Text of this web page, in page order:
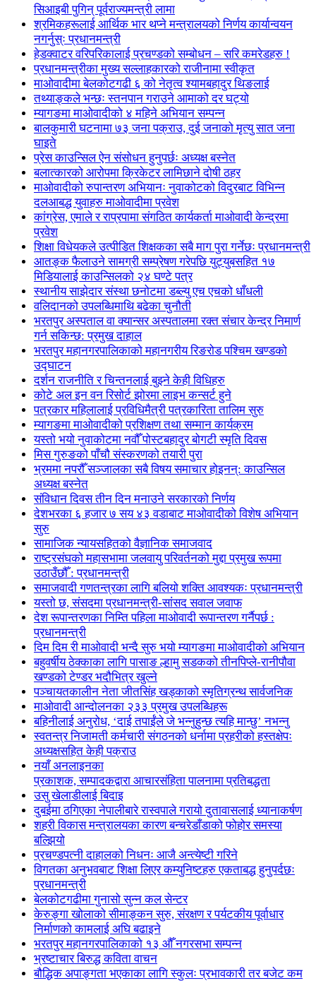
सिआइबी पुगिन् पूर्वराज्यमन्त्री लामा
श्रमिकहरूलाई आर्थिक भार थप्ने मन्त्रालयको निर्णय कार्यान्वयन
नगर्नुस्ः प्रधानमन्त्री
हेडक्वाटर वरिपरिकालाई प्रचण्डको सम्बोधन – सरि कमरेडहरु !
प्रधानमन्त्रीका मुख्य सल्लाहकारको राजीनामा स्वीकृत
माओवादीमा बेलकोटगढी ६ को नेतृत्व श्यामबहादुर थिङलाई
तथ्याङ्कले भन्छः स्तनपान गराउने आमाको दर घट्यो
म्यागङमा माओवादीको ४ महिने अभियान सम्पन्न
बालकुमारी घटनामा ७३ जना पक्राउ, दुई जनाको मृत्यु सात जना
घाइते
प्रेस काउन्सिल ऐन संसोधन हुनुपर्छः अध्यक्ष बस्नेत
बलात्कारको आरोपमा क्रिकेटर लामिछाने दोषी ठहर
माओवादीको रुपान्तरण अभियानः नुवाकोटको विदुरबाट विभिन्न
दलआबद्ध युवाहरु माओवादीमा प्रवेश
कांग्रेस, एमाले र राप्रपामा संगठित कार्यकर्ता माओवादी केन्द्रमा
प्रवेश
शिक्षा विधेयकले उत्पीडित शिक्षकका सबै माग पुरा गर्नेछः प्रधानमन्त्री
आतङ्क फैलाउने सामग्री सम्प्रेषण गरेपछि युट्युबसहित १७
मिडियालाई काउन्सिलको २४ घण्टे पत्र
स्थानीय साझेदार संस्था छनोटमा डब्ल्यु एच एचको धाँधली
वलिदानको उपलब्धिमाथि बढेका चुनौती
भरतपुर अस्पताल वा क्यान्सर अस्पतालमा रक्त संचार केन्द्र निमार्ण
गर्न सकिन्छ: प्रमुख दाहाल
भरतपुर महानगरपालिकाको महानगरीय रिङरोड पश्चिम खण्डको
उद्घाटन
दर्शन राजनीति र चिन्तनलाई बुझ्ने केही विधिहरु
कोटे अल इन वन रिसोर्ट झोरमा लाइभ कन्सर्ट हुने
पत्रकार महिलालाई प्रविधिमैत्री पत्रकारिता तालिम सुरु
म्यागङमा माओवादीको प्रशिक्षण तथा सम्मान कार्यक्रम
यस्तो भयो नुवाकोटमा नवौँ पोस्टबहादुर बोगटी स्मृति दिवस
मिस गुरुङको पाँचौ संस्करणको तयारी पुरा
भ्रममा नपरौँ सञ्जालका सबै विषय समाचार होइनन्: काउन्सिल
अध्यक्ष बस्नेत
संविधान दिवस तीन दिन मनाउने सरकारको निर्णय
देशभरका ६ हजार ७ सय ४३ वडाबाट माओवादीको विशेष अभियान
सुरु
सामाजिक न्यायसहितको वैज्ञानिक समाजवाद
राष्ट्रसंघको महासभामा जलवायु परिवर्तनको मुद्दा प्रमुख रूपमा
उठाउँछौँ : प्रधानमन्त्री
समाजवादी गणतन्त्रका लागि बलियो शक्ति आवश्यकः प्रधानमन्त्री
यस्तो छ, संसदमा प्रधानमन्त्री-सांसद सवाल जवाफ
देश रूपान्तरणका निम्ति पहिला माओवादी रूपान्तरण गर्नैपर्छ :
प्रधानमन्त्री
दिम दिम री माओवादी भन्दै सुरु भयो म्यागङमा माओवादीको अभियान
बहुवर्षीय ठेक्काका लागि पासाङ ल्हामु सडकको तीनपिप्ले-रानीपौवा
खण्डको टेण्डर भदौभित्र खुल्ने
पञ्चायतकालीन नेता जीतसिंह खड्काको स्मृतिग्रन्थ सार्वजनिक
माओवादी आन्दोलनका २३३ प्रमुख उपलब्धिहरू
बहिनीलाई अनुरोध, ‘दाई तपाईंले जे भन्नुहुन्छ त्यहि मान्छु’ नभन्नु
स्वतन्त्र निजामती कर्मचारी संगठनको धर्नामा प्रहरीको हस्तक्षेपः
अध्यक्षसहित केही पक्राउ
नयाँ अनलाइनका
प्रकाशक, सम्पादकद्वारा आचारसंहिता पालनामा प्रतिबद्धता
उसु खेलाडीलाई बिदाइ
दुबईमा ठगिएका नेपालीबारे रास्वपाले गरायो दुतावासलाई ध्यानाकर्षण
शहरी विकास मन्त्रालयका कारण बन्चरेडाँडाको फोहोर समस्या
बल्झियो
प्रचण्डपत्नी दाहालको निधनः आजै अन्त्येष्टी गरिने
विगतका अनुभवबाट शिक्षा लिएर कम्युनिष्टहरु एकताबद्ध हुनुपर्दछः
प्रधानमन्त्री
बेलकोटगढीमा गुनासो सुन्न कल सेन्टर
केरुङ्गा खोलाको सीमाङ्कन सुरु, संरक्षण र पर्यटकीय पूर्वाधार
निर्माणको कामलाई अघि बढाइने
भरतपुर महानगरपालिकाको १३ औँ नगरसभा सम्पन्न
भ्रष्टाचार बिरुद्ध कविता वाचन
बौद्धिक अपाङ्गता भएकाका लागि स्कुलः प्रभावकारी तर बजेट कम